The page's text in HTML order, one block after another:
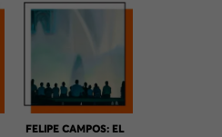
FELIPE CAMPOS: EL